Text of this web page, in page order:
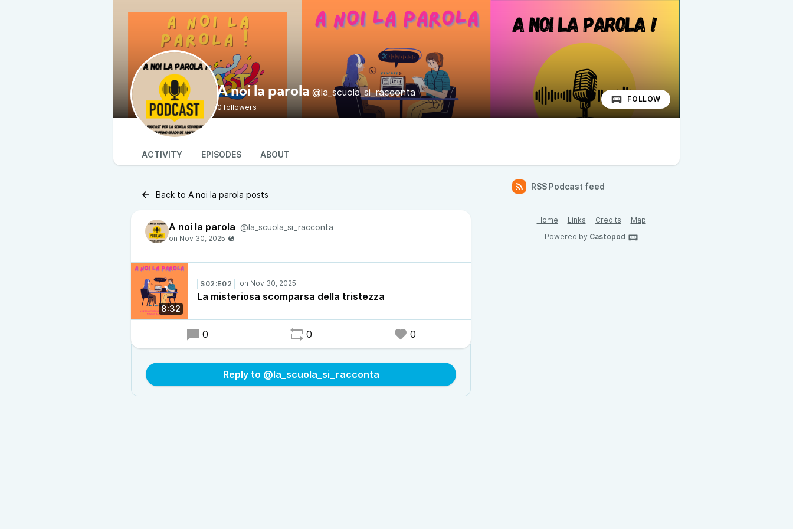
A noi la parola @la_scuola_si_racconta
0 followers
FOLLOW
ACTIVITY EPISODES ABOUT
Back to A noi la parola posts
A noi la parola @la_scuola_si_racconta
8:32
S02:E02
La misteriosa scomparsa della tristezza
0 0 0
Reply to @la_scuola_si_racconta
RSS Podcast feed
Home Links Credits
Map
Powered by Castopod